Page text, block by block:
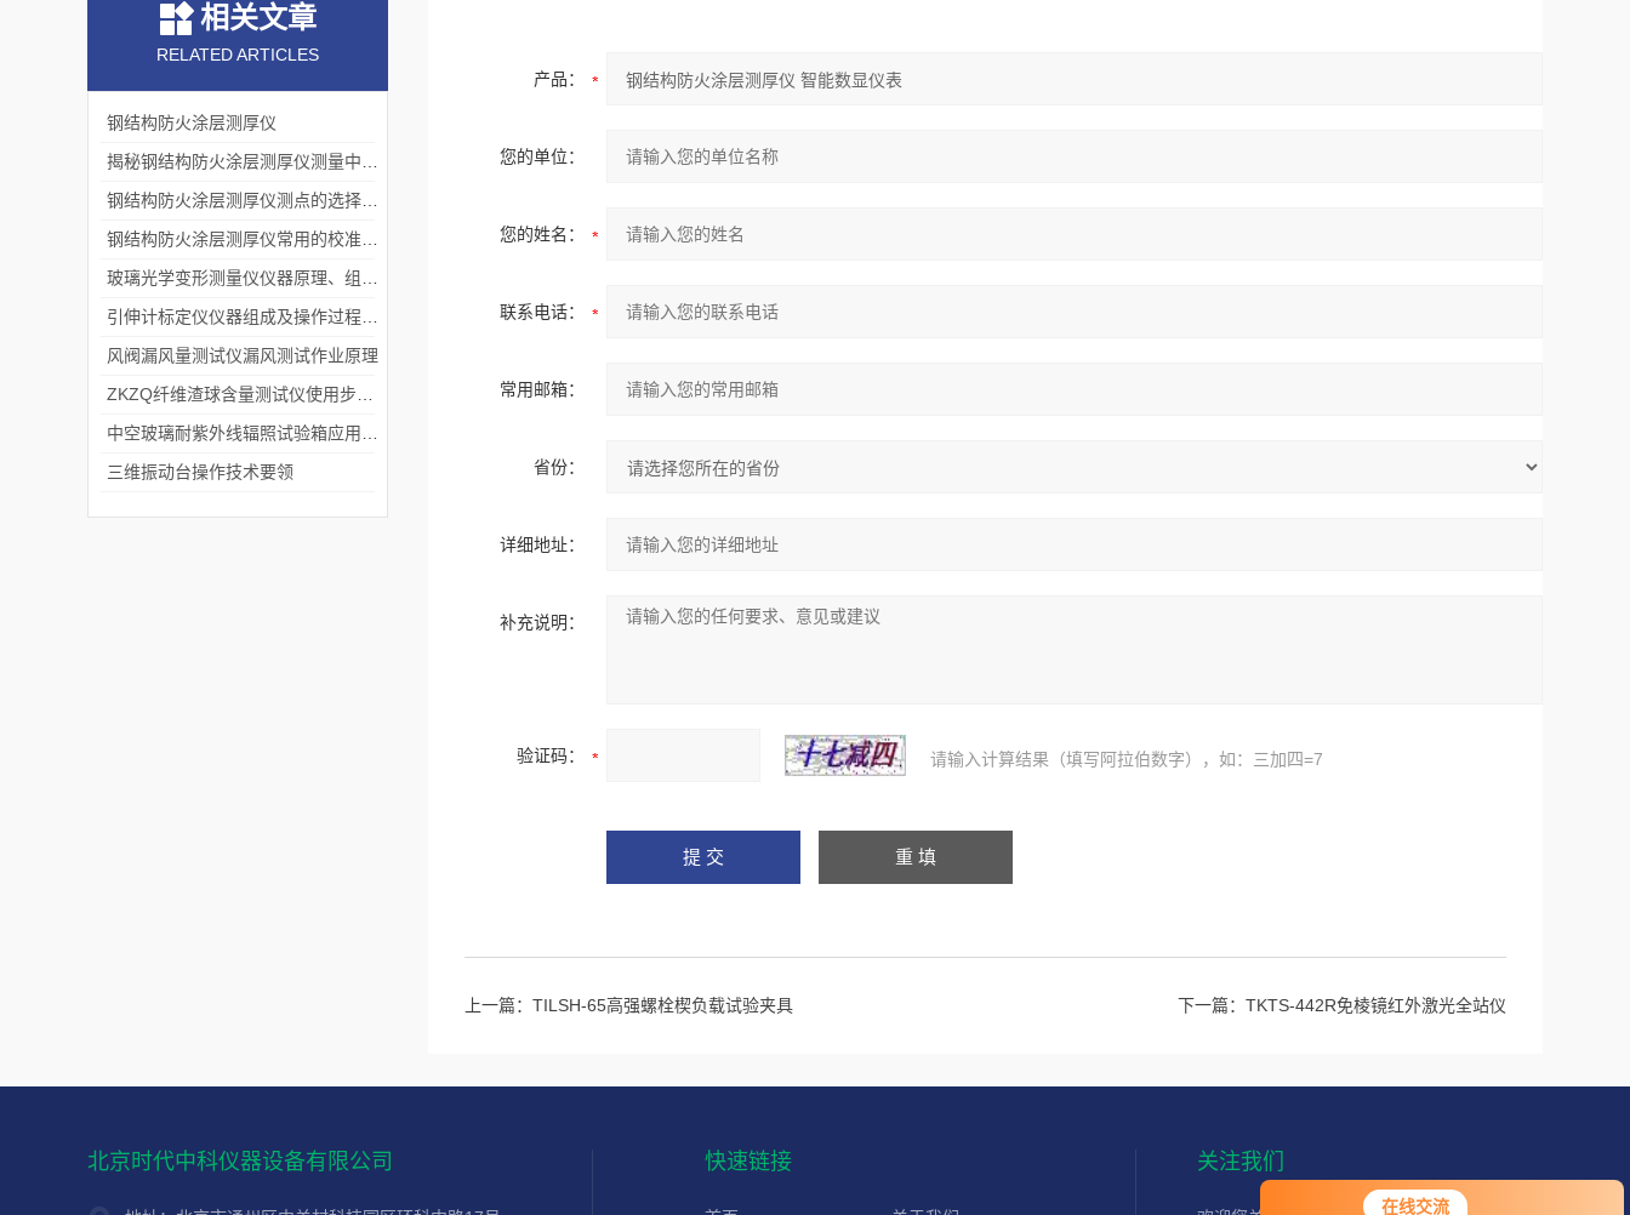
在线交流
产品：
您的单位：
您的姓名：
联系电话：
常用邮箱：
省份：
详细地址：
补充说明：
验证码： 请输入计算结果（填写阿拉伯数字），如：三加四=7
上一篇： TILSH-65高强螺栓楔负载试验夹具 下一篇： TKTS-442R免棱镜红外激光全站仪
相关文章
RELATED ARTICLES
钢结构防火涂层测厚仪
风阀漏风量测试仪漏风测试作业原理
三维振动台操作技术要领
北京时代中科仪器设备有限公司 快速链接 关注我们